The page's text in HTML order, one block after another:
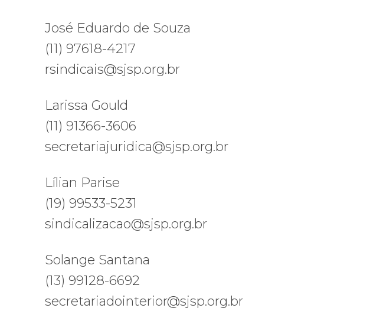
José Eduardo de Souza
(11) 97618-4217
rsindicais@sjsp.org.br
Larissa Gould
(11) 91366-3606
secretariajuridica@sjsp.org.br
Lílian Parise
(19) 99533-5231
sindicalizacao@sjsp.org.br
Solange Santana
(13) 99128-6692
secretariadointerior@sjsp.org.br